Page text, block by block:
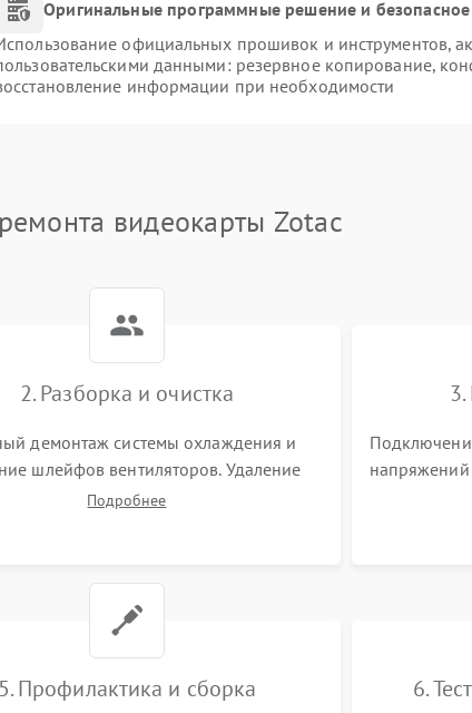
Оригинальные программные решение и
официальных прошивок и инструментов,
данными: резервное копирование,
информации при необходимости
видеокарты Zotac
2. Разборка и очистка
демонтаж системы охлаждения и
шлейфов вентиляторов. Удаление
с кристалла графического
Подробнее
5. Профилактика и сборка 6.